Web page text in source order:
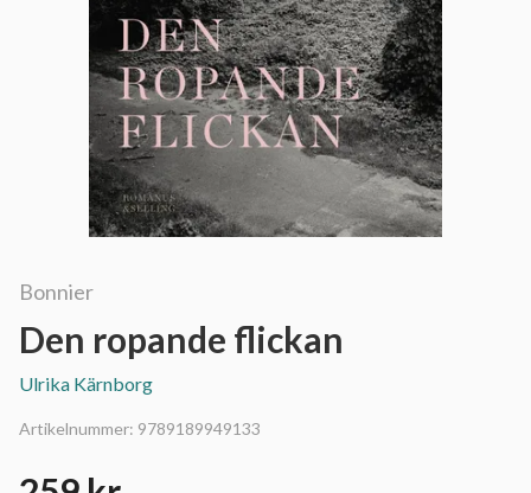
Bonnier
Den ropande flickan
Ulrika Kärnborg
Artikelnummer: 9789189949133